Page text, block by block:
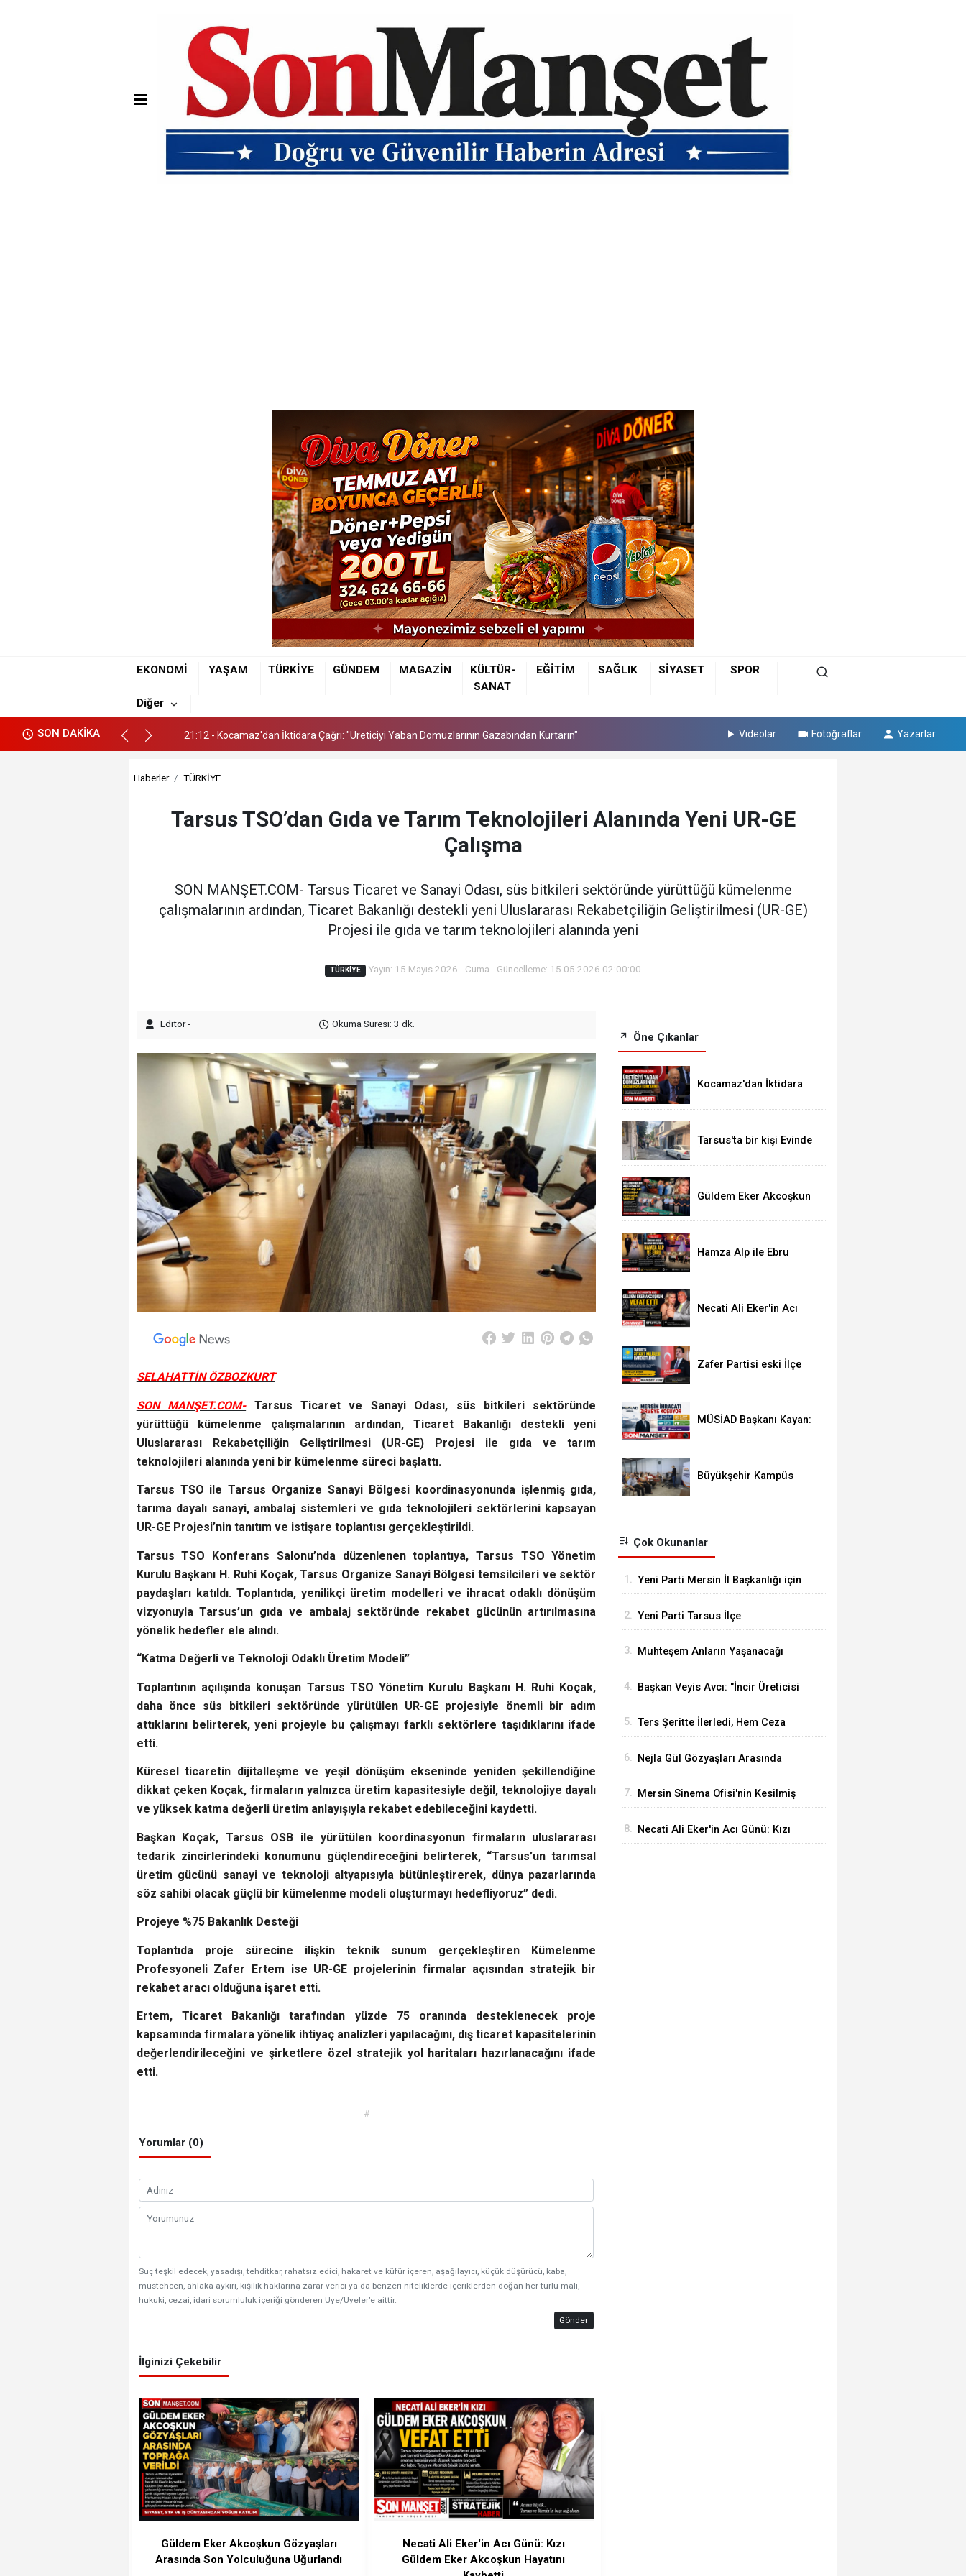
EKONOMİ YAŞAM TÜRKİYE GÜNDEM MAGAZİN
KÜLTÜR-
SANAT
EĞİTİM SAĞLIK SİYASET SPOR
Diğer
SON DAKİKA
17:18 - Tarsus'ta bir kişi Evinde Ölü Bulundu
17:18 - Tarsus'ta bir kişi Evinde Ölü Bulundu Videolar Fotoğraflar Yazarlar
Haberler TÜRKİYE
Tarsus TSO’dan Gıda ve Tarım Teknolojileri Alanında Yeni UR-GE
Çalışma
SON MANŞET.COM- Tarsus Ticaret ve Sanayi Odası, süs bitkileri sektöründe yürüttüğü kümelenme
çalışmalarının ardından, Ticaret Bakanlığı destekli yeni Uluslararası Rekabetçiliğin Geliştirilmesi (UR-GE)
Projesi ile gıda ve tarım teknolojileri alanında yeni
TÜRKİYE Yayın: 15 Mayıs 2026 - Cuma - Güncelleme: 15.05.2026 02:00:00
Editör - Okuma Süresi: 3 dk.
SELAHATTİN ÖZBOZKURT
SON MANŞET.COM-Tarsus Ticaret ve Sanayi Odası, süs bitkileri sektöründe
yürüttüğü kümelenme çalışmalarının ardından, Ticaret Bakanlığı destekli yeni
Uluslararası Rekabetçiliğin Geliştirilmesi (UR-GE) Projesi ile gıda ve tarım
teknolojileri alanında yeni bir kümelenme süreci başlattı.
Tarsus TSO ile Tarsus Organize Sanayi Bölgesi koordinasyonunda işlenmiş gıda,
tarıma dayalı sanayi, ambalaj sistemleri ve gıda teknolojileri sektörlerini kapsayan
UR-GE Projesi’nin tanıtım ve istişare toplantısı gerçekleştirildi.
Tarsus TSO Konferans Salonu’nda düzenlenen toplantıya, Tarsus TSO Yönetim
Kurulu Başkanı H. Ruhi Koçak, Tarsus Organize Sanayi Bölgesi temsilcileri ve sektör
paydaşları katıldı. Toplantıda, yenilikçi üretim modelleri ve ihracat odaklı dönüşüm
vizyonuyla Tarsus’un gıda ve ambalaj sektöründe rekabet gücünün artırılmasına
yönelik hedefler ele alındı.
“Katma Değerli ve Teknoloji Odaklı Üretim Modeli”
Toplantının açılışında konuşan Tarsus TSO Yönetim Kurulu Başkanı H. Ruhi Koçak,
daha önce süs bitkileri sektöründe yürütülen UR-GE projesiyle önemli bir adım
attıklarını belirterek, yeni projeyle bu çalışmayı farklı sektörlere taşıdıklarını ifade
etti.
Küresel ticaretin dijitalleşme ve yeşil dönüşüm ekseninde yeniden şekillendiğine
dikkat çeken Koçak, firmaların yalnızca üretim kapasitesiyle değil, teknolojiye dayalı
ve yüksek katma değerli üretim anlayışıyla rekabet edebileceğini kaydetti.
Başkan Koçak, Tarsus OSB ile yürütülen koordinasyonun firmaların uluslararası
tedarik zincirlerindeki konumunu güçlendireceğini belirterek, “Tarsus’un tarımsal
üretim gücünü sanayi ve teknoloji altyapısıyla bütünleştirerek, dünya pazarlarında
söz sahibi olacak güçlü bir kümelenme modeli oluşturmayı hedefliyoruz” dedi.
Projeye %75 Bakanlık Desteği
Toplantıda proje sürecine ilişkin teknik sunum gerçekleştiren Kümelenme
Profesyoneli Zafer Ertem ise UR-GE projelerinin firmalar açısından stratejik bir
rekabet aracı olduğuna işaret etti.
Ertem, Ticaret Bakanlığı tarafından yüzde 75 oranında desteklenecek proje
kapsamında firmalara yönelik ihtiyaç analizleri yapılacağını, dış ticaret kapasitelerinin
değerlendirileceğini ve şirketlere özel stratejik yol haritaları hazırlanacağını ifade
etti.
#
Yorumlar (0)
Suç teşkil edecek, yasadışı, tehditkar, rahatsız edici, hakaret ve küfür içeren, aşağılayıcı, küçük düşürücü, kaba,
müstehcen, ahlaka aykırı, kişilik haklarına zarar verici ya da benzeri niteliklerde içeriklerden doğan her türlü mali,
hukuki, cezai, idari sorumluluk içeriği gönderen Üye/Üyeler’e aittir.
Gönder
İlginizi Çekebilir
Güldem Eker Akcoşkun Gözyaşları
Arasında Son Yolculuğuna Uğurlandı
Necati Ali Eker'in Acı Günü: Kızı
Güldem Eker Akcoşkun Hayatını
Öne Çıkanlar
Kocamaz'dan İktidara
Domuzlarının
Tarsus'ta bir kişi Evinde
Güldem Eker Akcoşkun
Yolculuğuna Uğurlandı
Hamza Alp ile Ebru
Necati Ali Eker'in Acı
Akcoşkun Hayatını
Zafer Partisi eski İlçe
Transfer oldu
MÜSİAD Başkanı Kayan:
2,3 Milyar Doları Aştı"
Büyükşehir Kampüs
Mersin'de Dönüşüm
Çok Okunanlar
1. Yeni Parti Mersin İl Başkanlığı için
2. Yeni Parti Tarsus İlçe
Geliyor
3. Muhteşem Anların Yaşanacağı
Açıldı
4. Başkan Veyis Avcı: "İncir Üreticisi
Eziliyor"
5. Ters Şeritte İlerledi, Hem Ceza
6. Nejla Gül Gözyaşları Arasında
7. Mersin Sinema Ofisi'nin Kesilmiş
8. Necati Ali Eker'in Acı Günü: Kızı